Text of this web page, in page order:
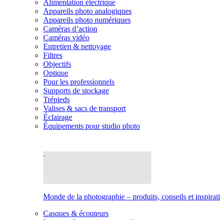
Alimentation électrique
Appareils photo analogiques
Appareils photo numériques
Caméras d’action
Caméras vidéo
Entretien & nettoyage
Filtres
Objectifs
Optique
Pour les professionnels
Supports de stockage
Trépieds
Valises & sacs de transport
Éclairage
Équipements pour studio photo
Monde de la photographie – produits, conseils et
Casques & écouteurs